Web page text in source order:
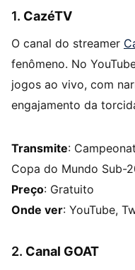
1. CazéTV
O canal do streamer
fenômeno. No
jogos ao vivo, com
engajamento da
Transmite:
Copa do Mundo Sub-
Preço: Gratuito
Onde ver: YouTube,
2. Canal GOAT